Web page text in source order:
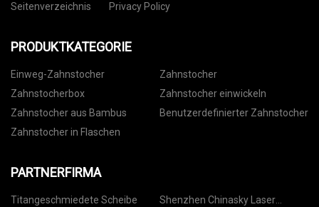
Seitenverzeichnis
Privacy Policy
PRODUKTKATEGORIE
Einweg-Zahnstocher
Zahnstocher
Zahnstocherbox
Zahnstocher einwickeln
Zahnstocher aus Bambus
Benutzerdefinierter Zahnstocher
Zahnstocher in Flaschen
PARTNERFIRMA
Titangeschmiedete Scheibe Shenzhen Chinasky Laser